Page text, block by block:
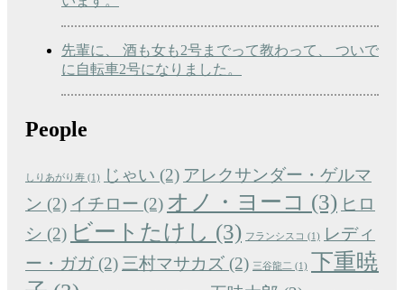
先輩に、 酒も女も2号までって教わって、 ついで
に自転車2号になりました。
People
しりあがり寿 (1) じゃい (2) アレクサンダー・ゲルマ
ン (2) イチロー (2) オノ・ヨーコ (3) ヒロ
シ (2) ビートたけし (3) フランシスコ (1)
レディ
ー・ガガ(2) 三村マサカズ (2) 三谷龍二 (1) 下重暁